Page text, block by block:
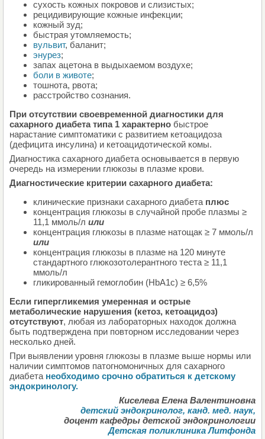
сухость кожных покровов и слизистых;
рецидивирующие кожные инфекции;
кожный зуд;
быстрая утомляемость;
вульвит, баланит;
энурез;
запах ацетона в выдыхаемом воздухе;
боли в животе;
тошнота, рвота;
расстройство сознания.
При отсутствии своевременной диагностики для
сахарного диабета типа 1 характерно быстрое
нарастание симптоматики с развитием кетоацидоза
(дефицита инсулина) и кетоацидотической комы.
Диагностика сахарного диабета основывается в первую
очередь на измерении глюкозы в плазме крови.
Диагностические критерии сахарного диабета:
клинические признаки сахарного диабета плюс
концентрация глюкозы в случайной пробе плазмы ≥
11,1 ммоль/л или
концентрация глюкозы в плазме натощак ≥ 7 ммоль/л
или
концентрация глюкозы в плазме на 120 минуте
стандартного глюкозотолерантного теста ≥ 11,1
ммоль/л
гликированный гемоглобин (HbA1c) ≥ 6,5%
Если гипергликемия умеренная и острые
метаболические нарушения (кетоз, кетоацидоз)
отсутствуют, любая из лабораторных находок должна
быть подтверждена при повторном исследовании через
несколько дней.
При выявлении уровня глюкозы в плазме выше нормы или
наличии симптомов патогномоничных для сахарного
диабета необходимо срочно обратиться к детскому
эндокринологу.
Киселева Елена Валентиновна
детский эндокринолог, канд. мед. наук,
доцент кафедры детской эндокринологии
Детская поликлиника Литфонда